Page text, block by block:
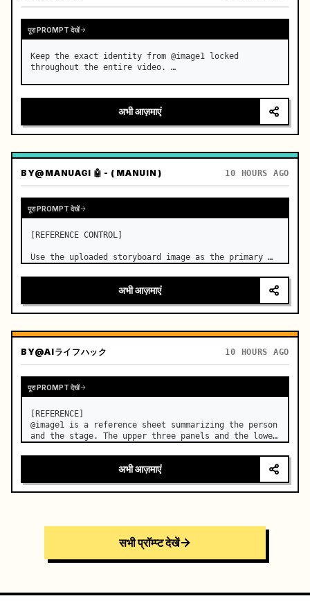
पूरा PROMPT देखें
Keep the exact identity from @image1 locked
throughout the entire video. …
अभी आज़माएं
BY@MANUAGI 🤖 - ( MANUIN ) 10 HOURS AGO
पूरा PROMPT देखें
[REFERENCE CONTROL]
Use the uploaded storyboard image as the primary
design, costume design, environment, emotional
progression, and shot order.
अभी आज़माएं
BY@AIライフハック 10 HOURS AGO
पूरा PROMPT देखें
[REFERENCE]
@image1 is a reference sheet summarizing the person
and the stage. The upper three panels and the lower
the face, hair, body type, costume, and whole body
of the same woman appearing alone in the vi…
अभी आज़माएं
सभी प्रॉम्प्ट देखें